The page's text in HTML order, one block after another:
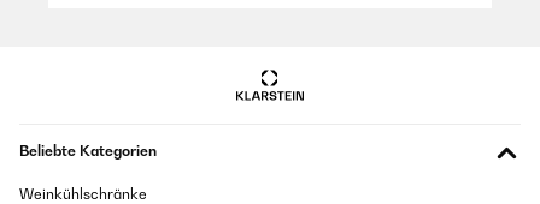
Beliebte Kategorien
Weinkühlschränke